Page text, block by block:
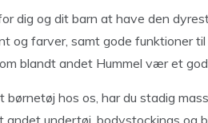
dig og dit barn at have den
og farver, samt gode funktioner
blandt andet Hummel vær et
børnetøj hos os, har du stadig
undertøj, bodystockings og